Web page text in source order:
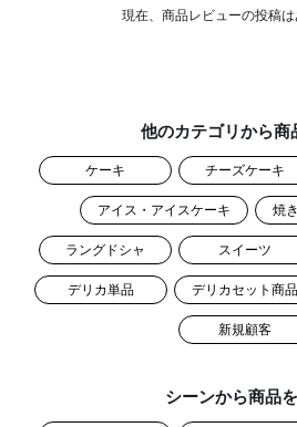
現在、商品レビューの投稿は
他のカテゴリから商
ケーキ チーズケーキ
アイス・アイスケーキ 焼
ラングドシャ スイーツ
デリカ単品 デリカセット商品
新規顧客
シーンから商品